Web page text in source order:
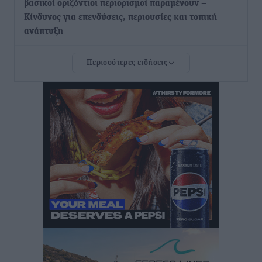
βασικοί οριζόντιοι περιορισμοί παραμένουν –
Κίνδυνος για επενδύσεις, περιουσίες και τοπική
ανάπτυξη
δεν υπάρχουν περιθώρια εφησυχασμού
• πριν 5 ώρες
Στον Άγιο Νικόλαο Χάλκης ανοίγει ξανά το
ανανεωμένο εκκλησιαστικό μουσείο από τη Λέσχη
Lions Χάλκης
Τοπικές Ειδήσεις• πριν 5 ώρες
Ρόδος: «Βουλιάζει» από τουρίστες – Πάνω από 1 εκατ.
επιβάτες και 55 κρουαζιερόπλοια
Περισσότερες ειδήσεις